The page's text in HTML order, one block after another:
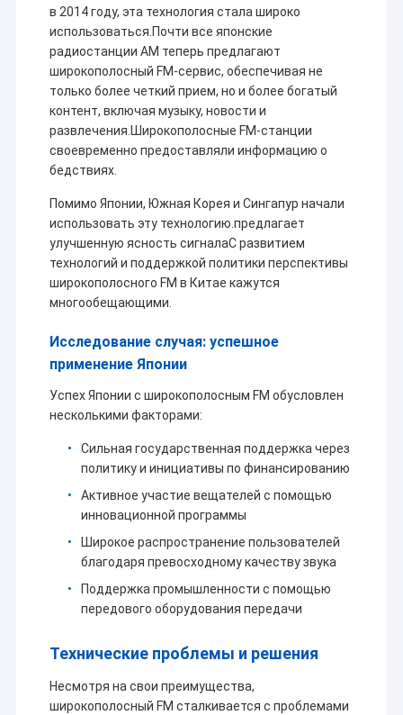
Экскурсия по заводу
Контроль качества
Свяжитесь с нами
Блог
Связь данных/HD видео/промышленные беспроводные
Беспроводная передача данных
Прочие
в 2014 году, эта технология стала широко
использоваться.Почти все японские
радиостанции AM теперь предлагают
широкополосный FM-сервис, обеспечивая не
только более четкий прием, но и более богатый
контент, включая музыку, новости и
развлечения.Широкополосные FM-станции
своевременно предоставляли информацию о
бедствиях.
Помимо Японии, Южная Корея и Сингапур начали
использовать эту технологию.предлагает
улучшенную ясность сигналаС развитием
технологий и поддержкой политики перспективы
широкополосного FM в Китае кажутся
многообещающими.
Исследование случая: успешное
применение Японии
Успех Японии с широкополосным FM обусловлен
несколькими факторами:
Сильная государственная поддержка через
политику и инициативы по финансированию
Активное участие вещателей с помощью
инновационной программы
Широкое распространение пользователей
благодаря превосходному качеству звука
Поддержка промышленности с помощью
передового оборудования передачи
Технические проблемы и решения
Несмотря на свои преимущества,
широкополосный FM сталкивается с проблемами
За последнее десятилетие, на основе поглощения
ведущих технологий в мировой промышленности
в беспроводных оборудованиях передачи
данных,в зависимости от применяемых
характеристик в различных областях и опираясь
на мощь отечественных известных университетов
и исследовательских институтовВ настоящее
время Sinosun разрабатывает и производит
самые современные цифровые радиостанции,
высокоскоростные радиостанции,
промышленные беспроводные Ethernet,сетевое
радио/модуль HD видео, самоорганизующаяся
сеть сетей AD-HOC/MESH, беспроводная связь
данных GNSS/RTK, промышленная беспроводная
дистанционная В/В, портативный мобильный
двунаправленный усилитель мощности
RF,голосовой кодер-декодер, многосерийное
соединение комплекса портов, модуль
кодирования адресов от точки к многоточке и
другие серийные продукты, которые широко
энергии,Электроэнергия/сеть отопления/газ
угольного топлива/железная дорога/транспорт,
уличное освещение/землетрясение/погода/защита
окружающей среды, управление сбором данных и
GPS, геодезия, финансы, металлургия/химическая
промышленность и автоматизация контроля
промышленных процессов,промышленные
беспроводные сети Ethernet, передачи видео на
большие расстояния, беспилотных летательных
аппаратов/беспилотных судов/беспилотных
многопутейных данных, которые управляют